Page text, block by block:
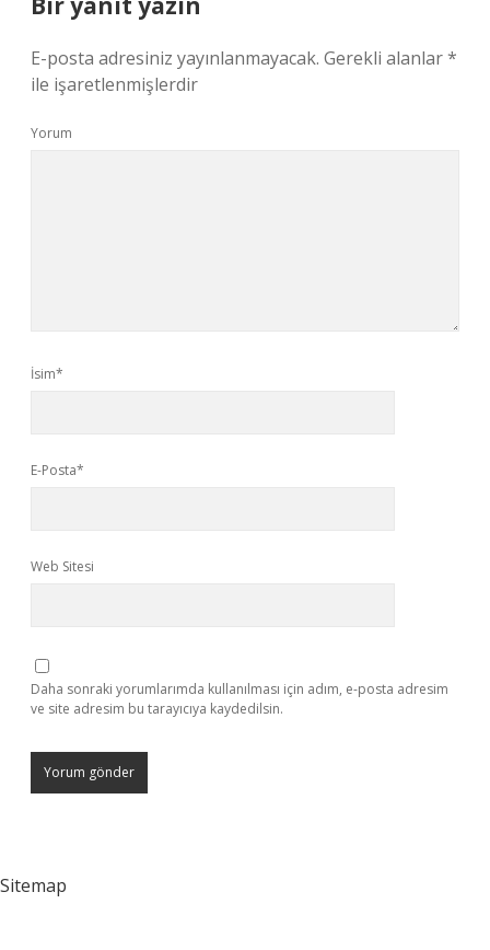
E-posta adresiniz yayınlanmayacak. Gerekli alanlar*
ile işaretlenmişlerdir
Yorum
İsim*
E-Posta*
Web Sitesi
Daha sonraki yorumlarımda kullanılması için adım, e-posta adresim
ve site adresim bu tarayıcıya kaydedilsin.
Sitemap